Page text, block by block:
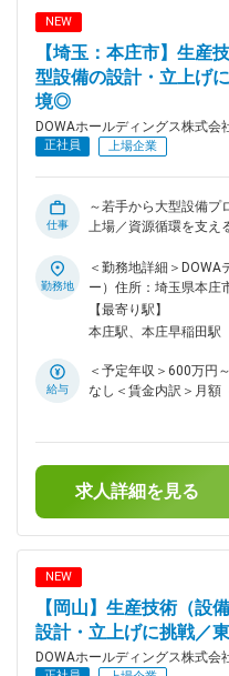
https://
まったHPとなります。 ■教育体制 OJTを中心に、実務を通じ
て業務を習得いただき
月平均20時間程度です。 ■緊急呼び出しについて 休日の
呼び出しや夜間対応は
DOWAテクノロジー株
DOWAテクノロジーの
て操業、建設、開発、
す。 変更の範囲：会
NEW
【埼玉：本庄市】生
型設備の設計・立上げ
境◎
DOWAホールディングス株式会
正社員 上場企業
仕事
～若手から大型設備プ
上場／資源循環を支え
アを目指せます～ ◎埼玉県の住みよさランキング第3位と、人
気の高い本庄市！ ◎東
20分) ◎借上げ社宅制
ートあり。 ■この仕事の魅力 一般的な生産技術職と異なり、
改善まで一貫して携わ
件を担当できる環境が
ただきます。 ・新規
入に伴う仕様検討、コ
試運転、立上げ対応 ・
上に向けた改善提案
関係なく主担当として
https://
まったHPとなります。 ■教育体制 OJTを中心に、実務を通じ
て業務を習得いただき
でき、着実にスキルアップが可能
勤務地
＜勤務地詳細＞DOWA
ー）住所：埼玉県本庄
駅受動喫煙対策：屋内
所
【最寄り駅】
本庄駅、本庄早稲田駅
給与
＜予定年収＞600万円
なし＜賃金内訳＞月額
る可能性があります
す。
求人詳細を見る
NEW
【岡山】生産技術（
設計・立上げに挑戦／
DOWAホールディングス株式会